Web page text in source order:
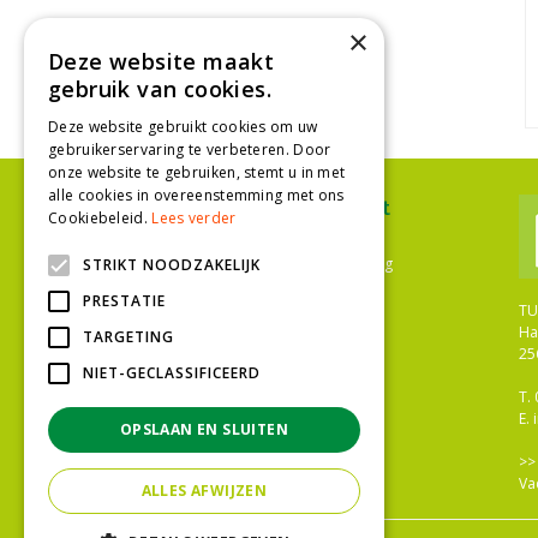
Ons assortiment
Bloemenwinkel Den Haag
Kamerplanten
Bestrijdingsmiddelen
Tuingereedschap
T.
E.
>>
×
Deze website maakt
gebruik van cookies.
Deze website gebruikt cookies om uw
gebruikerservaring te verbeteren. Door
onze website te gebruiken, stemt u in met
alle cookies in overeenstemming met ons
Cookiebeleid.Lees verder
STRIKT NOODZAKELIJK
PRESTATIE
TARGETING
NIET-GECLASSIFICEERD
OPSLAAN EN SLUITEN
ALLES AFWIJZEN